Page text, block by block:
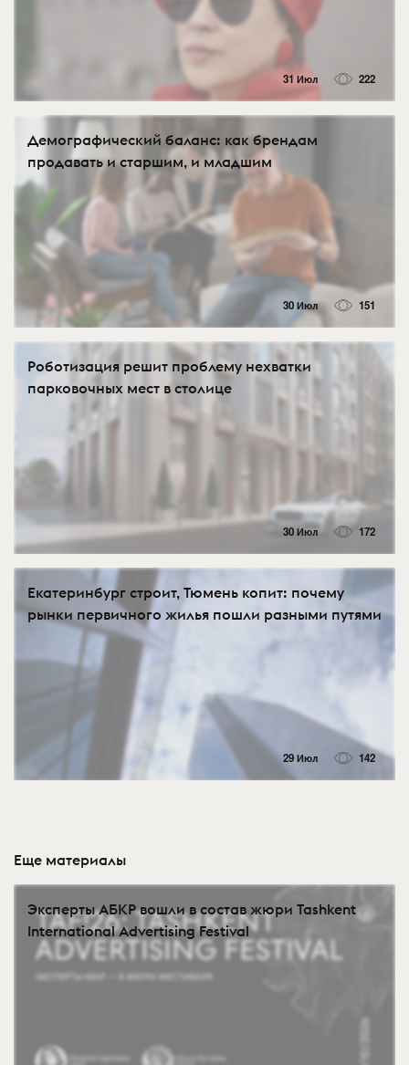
31 Июл 222
Демографический баланс: как брендам
продавать и старшим, и младшим
30 Июл 151
Роботизация решит проблему нехватки
парковочных мест в столице
30 Июл 172
Екатеринбург строит, Тюмень копит: почему
рынки первичного жилья пошли разными путями
29 Июл 142
Еще материалы
Эксперты АБКР вошли в состав жюри Tashkent
International Advertising Festival